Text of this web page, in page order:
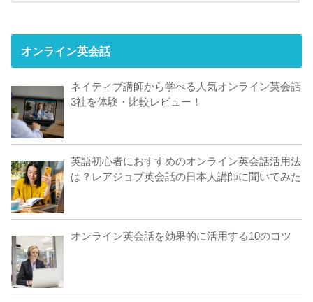
オンライン英会話
ネイティブ講師から学べる人気オンライン英会話
3社を体験・比較レビュー！
英語初心者におすすめのオンライン英会話活用法
は？レアジョブ英会話の日本人講師に聞いてみた
オンライン英会話を効果的に活用する10のコツ